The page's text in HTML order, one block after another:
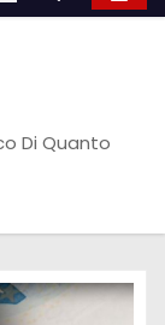
Di Quanto